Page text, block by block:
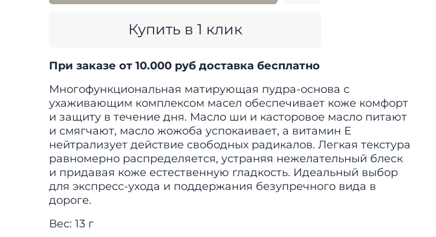
Купить в 1 клик
При заказе от 10.000 руб доставка бесплатно
Многофункциональная матирующая пудра-основа с
ухаживающим комплексом масел обеспечивает коже комфорт
и защиту в течение дня. Масло ши и касторовое масло питают
и смягчают, масло жожоба успокаивает, а витамин Е
нейтрализует действие свободных радикалов. Легкая текстура
равномерно распределяется, устраняя нежелательный блеск
и придавая коже естественную гладкость. Идеальный выбор
для экспресс-ухода и поддержания безупречного вида в
дороге.
Вес: 13 г